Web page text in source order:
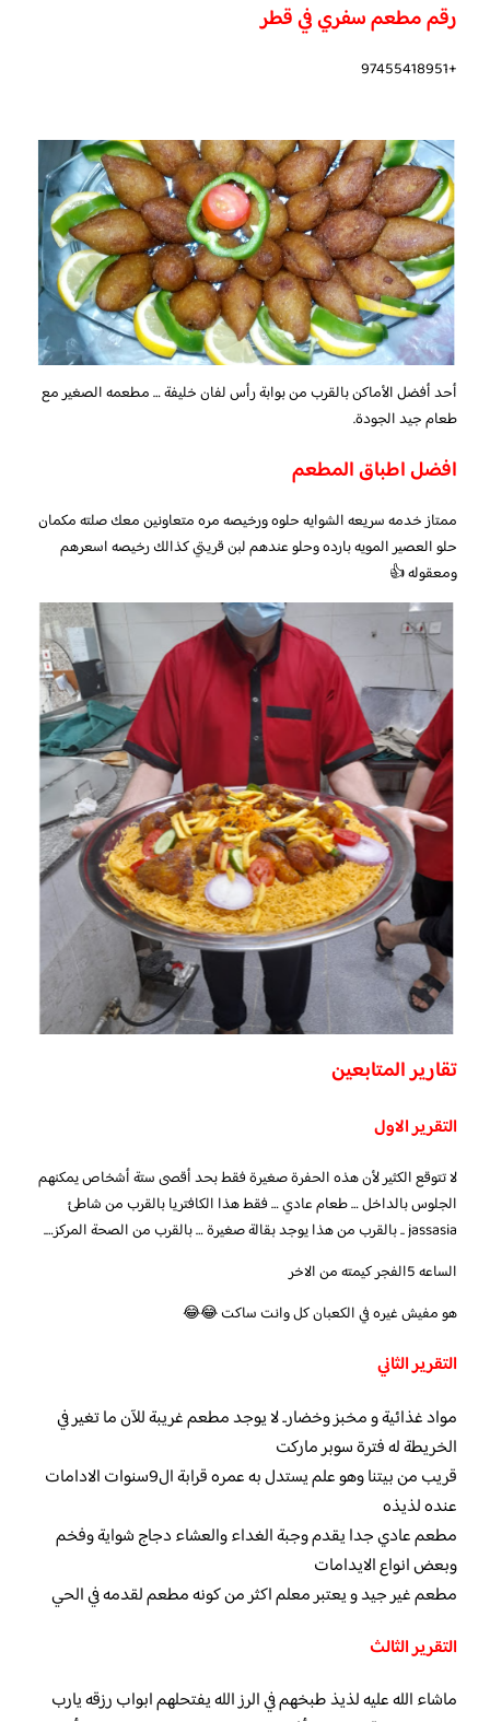
رقم مطعم سفري في قطر
+97455418951
أحد أفضل الأماكن بالقرب من بوابة رأس لفان خليفة … مطعمه الصغير مع
طعام جيد الجودة.
افضل اطباق المطعم
ممتاز خدمه سريعه الشوايه حلوه ورخيصه مره متعاونين معك صلته مكمان
حلو العصير المويه بارده وحلو عندهم لبن قريتي كذالك رخيصه اسعرهم
ومعقوله 👍
تقارير المتابعين
التقرير الاول
لا تتوقع الكثير لأن هذه الحفرة صغيرة فقط بحد أقصى ستة أشخاص يمكنهم
الجلوس بالداخل … طعام عادي … فقط هذا الكافتريا بالقرب من شاطئ
jassasia .. بالقرب من هذا يوجد بقالة صغيرة … بالقرب من الصحة المركز….
الساعه 5الفجر كيمته من الاخر
هو مفيش غيره في الكعبان كل وانت ساكت 😂😂
التقرير الثاني
مواد غذائية و مخبز وخضار.. لا يوجد مطعم غريبة للآن ما تغير في
الخريطة له فترة سوبر ماركت
قريب من بيتنا وهو علم يستدل به عمره قرابة ال9سنوات الادامات
عنده لذيذه
مطعم عادي جدا يقدم وجبة الغداء والعشاء دجاج شواية وفخم
وبعض انواع الايدامات
مطعم غير جيد و يعتبر معلم اكثر من كونه مطعم لقدمه في الحي
التقرير الثالث
ماشاء الله عليه لذيذ طبخهم في الرز الله يفتحلهم ابواب رزقه يارب